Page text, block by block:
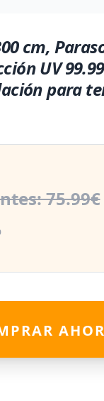
cm,
UV
para
75.99€